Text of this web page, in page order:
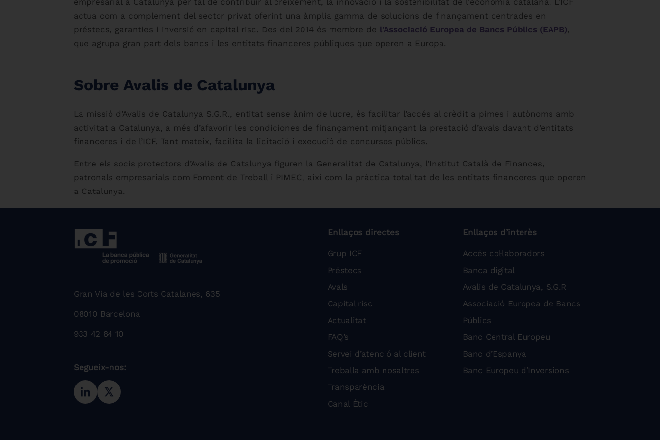
actua com a complement del sector privat oferint una àmplia gamma de solucions de finançament centrades en
préstecs, garanties i inversió en capital risc. Des del 2014 és membre de l'Associació Europea de Bancs Públics (EAPB),
que agrupa gran part dels bancs i les entitats financeres públiques que operen a Europa.
Sobre Avalis de Catalunya
La missió d’Avalis de Catalunya S.G.R., entitat sense ànim de lucre, és facilitar l’accés al crèdit a pimes i autònoms amb
activitat a Catalunya, a més d’afavorir les condiciones de finançament mitjançant la prestació d’avals davant d’entitats
financeres i de l’ICF. Tant mateix, facilita la licitació i execució de concursos públics.
Entre els socis protectors d’Avalis de Catalunya figuren la Generalitat de Catalunya, l’Institut Català de Finances,
patronals empresarials com Foment de Treball i PIMEC, així com la pràctica totalitat de les entitats financeres que operen
a Catalunya.
Gran Via de les Corts Catalanes, 635
08010 Barcelona
933 42 84 10
Segueix-nos:
Enllaços directes
Grup ICF
Préstecs
Avals
Capital risc
Actualitat
FAQ’s
Servei d’atenció al client
Treballa amb nosaltres
Transparència
Canal Ètic
Enllaços d’interès
Accés col·laboradors
Banca digital
Avalis de Catalunya, S.G.R
Associació Europea de Bancs
Públics
Banc Central Europeu
Banc d’Espanya
Banc Europeu d’Inversions